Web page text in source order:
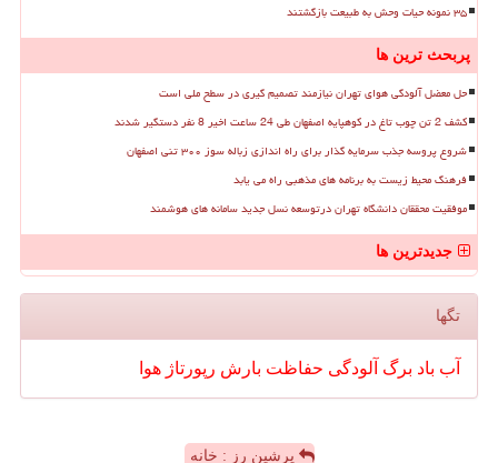
۳۵ نمونه حیات وحش به طبیعت بازگشتند
پربحث ترین ها
حل معضل آلودگی هوای تهران نیازمند تصمیم گیری در سطح ملی است
کشف 2 تن چوب تاغ در کوهپایه اصفهان طی 24 ساعت اخیر 8 نفر دستگیر شدند
شروع پروسه جذب سرمایه گذار برای راه اندازی زباله سوز ۳۰۰ تنی اصفهان
فرهنگ محیط زیست به برنامه های مذهبی راه می یابد
موفقیت محققان دانشگاه تهران درتوسعه نسل جدید سامانه های هوشمند
جدیدترین ها
تگها
آب باد برگ آلودگی حفاظت بارش رپورتاژ هوا
پرشین رز : خانه